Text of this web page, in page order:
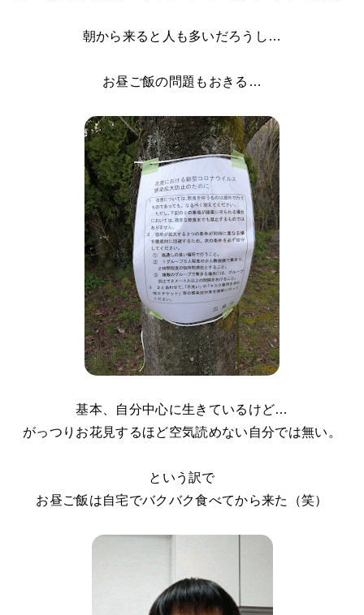
朝から来ると人も多いだろうし…
お昼ご飯の問題もおきる…
基本、自分中心に生きているけど…
がっつりお花見するほど空気読めない自分では無い。
という訳で
お昼ご飯は自宅でバクバク食べてから来た（笑）